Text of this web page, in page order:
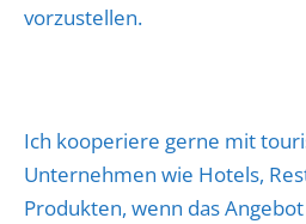
vorzustellen.
Ich kooperiere gerne mit
Unternehmen wie Hotels,
Produkten, wenn das